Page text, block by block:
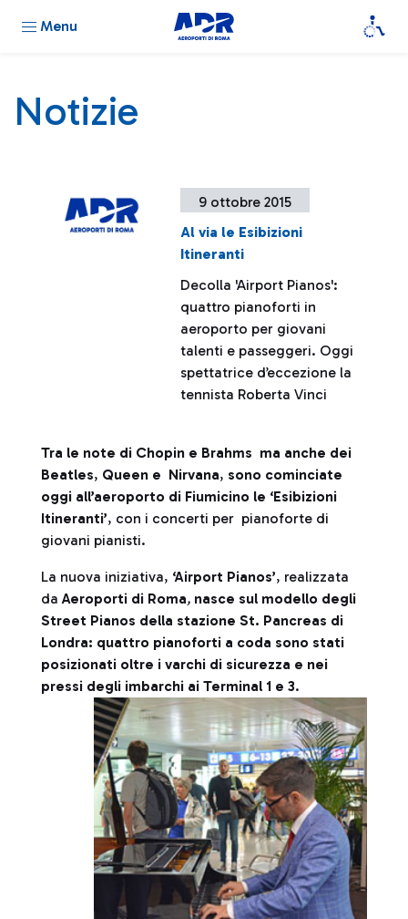
Menu
Notizie
9 ottobre 2015
Al via le Esibizioni
Itineranti
Decolla 'Airport Pianos':
quattro pianoforti in
aeroporto per giovani
talenti e passeggeri. Oggi
spettatrice d’eccezione la
tennista Roberta Vinci
Tra le note di Chopin e Brahms ma anche dei
Beatles, Queen e Nirvana, sono cominciate
oggi all’aeroporto di Fiumicino le ‘Esibizioni
Itineranti’, con i concerti per pianoforte di
giovani pianisti.
La nuova iniziativa, ‘Airport Pianos’, realizzata
daAeroporti di Roma, nasce sul modello degli
Street Pianos della stazione St. Pancreas di
Londra: quattro pianoforti a coda sono stati
posizionati oltre i varchi di sicurezza e nei
pressi degli imbarchi ai Terminal 1 e 3.